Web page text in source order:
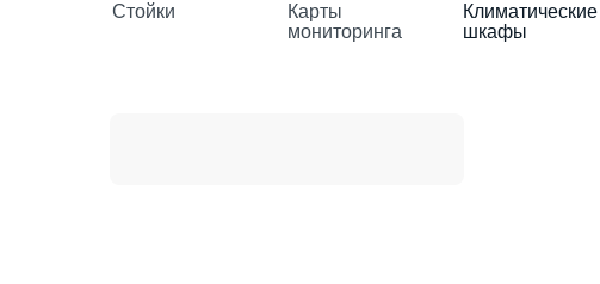
Стойки
Карты
мониторинга
Климатические
шкафы